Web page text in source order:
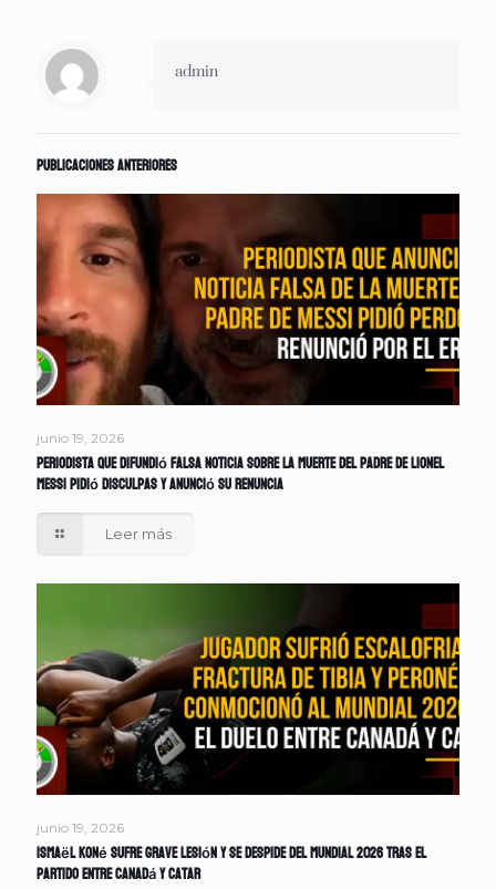
admin
Publicaciones anteriores
junio 19, 2026
Periodista que difundió falsa noticia sobre la muerte del padre de Lionel
Messi pidió disculpas y anunció su renuncia
Leer más
junio 19, 2026
Ismaël Koné sufre grave lesión y se despide del Mundial 2026 tras el
partido entre Canadá y Catar